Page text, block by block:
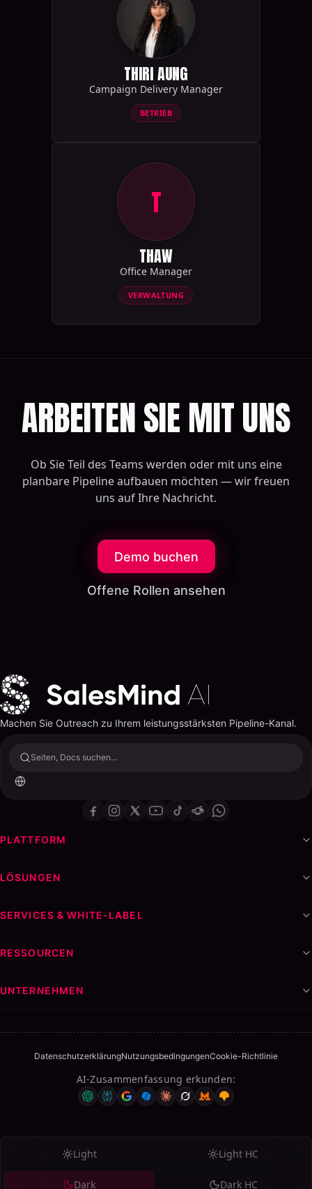
THIRI AUNG
Campaign Delivery Manager
BETRIEB
T
THAW
Office Manager
VERWALTUNG
ARBEITEN SIE MIT UNS
Ob Sie Teil des Teams werden oder mit uns eine
planbare Pipeline aufbauen möchten — wir freuen
uns auf Ihre Nachricht.
Demo buchen
Offene Rollen ansehen
Machen Sie Outreach zu Ihrem leistungsstärksten Pipeline-Kanal.
Seiten, Docs suchen...
PLATTFORM
LÖSUNGEN
SERVICES & WHITE-LABEL
RESSOURCEN
UNTERNEHMEN
DatenschutzerklärungNutzungsbedingungenCookie-Richtlinie
AI-Zusammenfassung erkunden:
Light Light HC
Dark Dark HC